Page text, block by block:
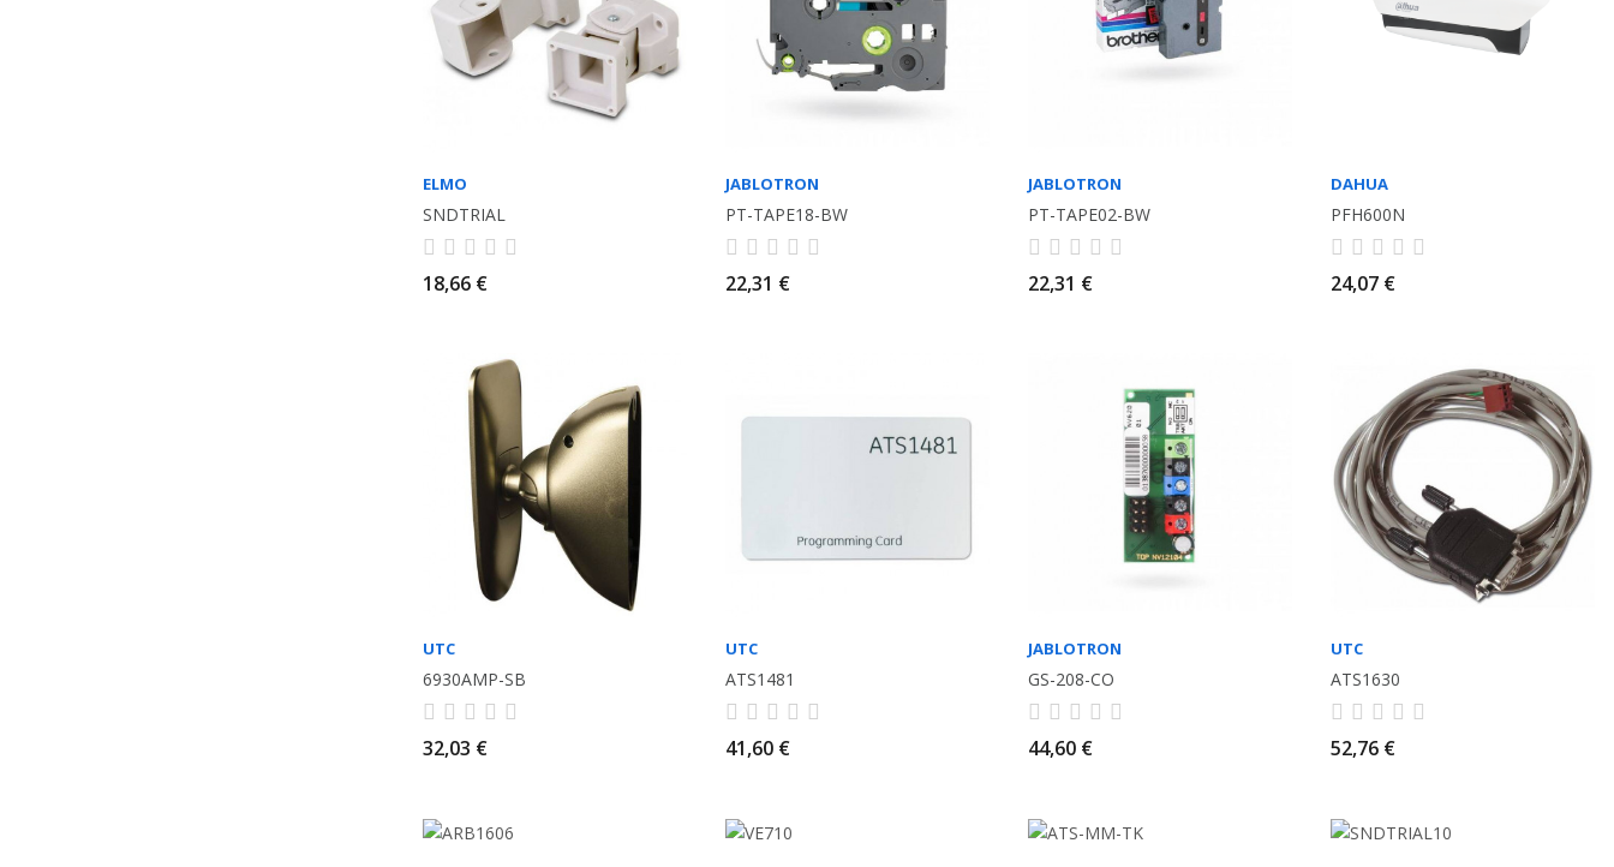
ELMO
SNDTRIAL
18,66 €
JABLOTRON
PT-TAPE18-BW
22,31 €
JABLOTRON
PT-TAPE02-BW
22,31 €
DAHUA
PFH600N
24,07 €
UTC
6930AMP-SB
32,03 €
UTC
ATS1481
41,60 €
JABLOTRON
GS-208-CO
44,60 €
UTC
ATS1630
52,76 €